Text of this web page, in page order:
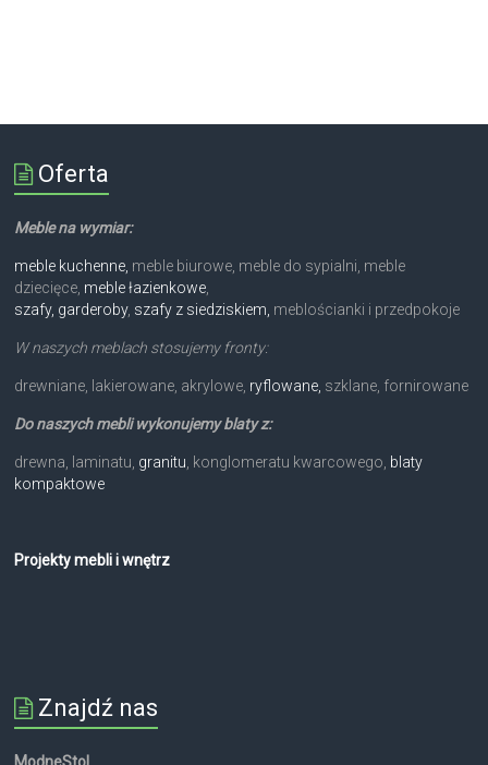
Oferta
Meble na wymiar:
meble kuchenne, meble biurowe, meble do sypialni, meble
dziecięce, meble łazienkowe
szafy, garderoby, szafy z siedziskiem, meblościanki i przedpokoje
W naszych meblach stosujemy fronty:
drewniane, lakierowane, akrylowe, ryflowane, szklane, fornirowane
Do naszych mebli wykonujemy blaty z:
drewna, laminatu, granitu , konglomeratu kwarcowego, blaty
kompaktowe
Projekty mebli i wnętrz
Znajdź nas
ModneStol